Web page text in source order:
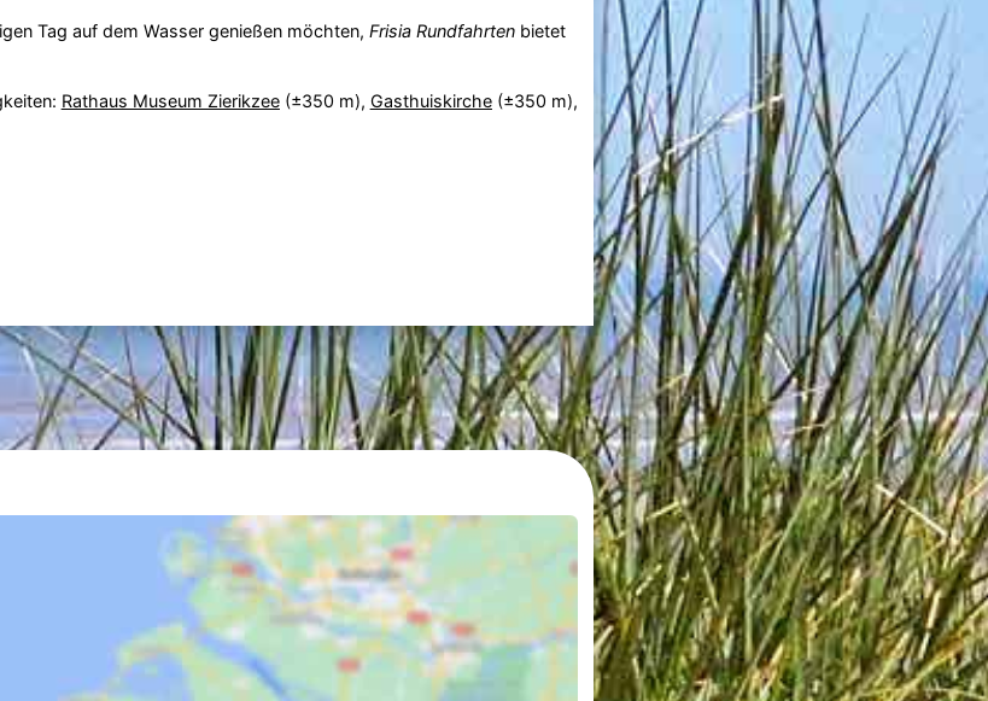
Tag auf dem Wasser genießen möchten, Frisia Rundfahrtenbietet
Rathaus Museum Zierikzee(±350 m), Gasthuiskirche(±350 m),